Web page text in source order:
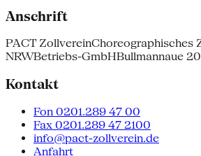
Anschrift
PACT ZollvereinChoreographisches
NRWBetriebs-GmbHBullmannaue
Kontakt
Fon 0201.289 47 00
Fax 0201.289 47 2100
info@pact-zollverein.de
Anfahrt